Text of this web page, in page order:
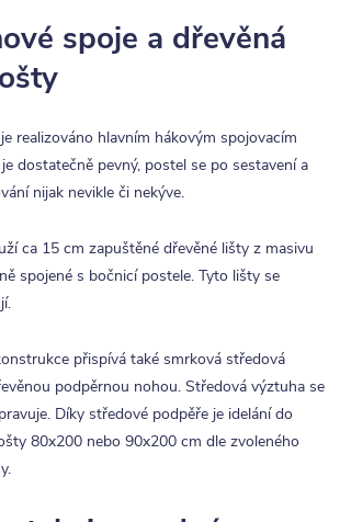
spoje a dřevěná
realizováno hlavním hákovým spojovacím
dostatečně pevný, postel se po sestavení a
nijak nevikle či nekýve.
ca 15 cm zapuštěné dřevěné lišty z masivu
spojené s bočnicí postele. Tyto lišty se
přispívá také smrková středová
podpěrnou nohou. Středová výztuha se
Díky středové podpěře je idelání do
80x200 nebo 90x200 cm dle zvoleného